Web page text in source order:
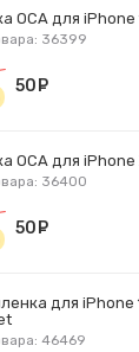
OCA для iPhone
36399
руб.
50
OCA для iPhone
36400
руб.
50
для iPhone
46469